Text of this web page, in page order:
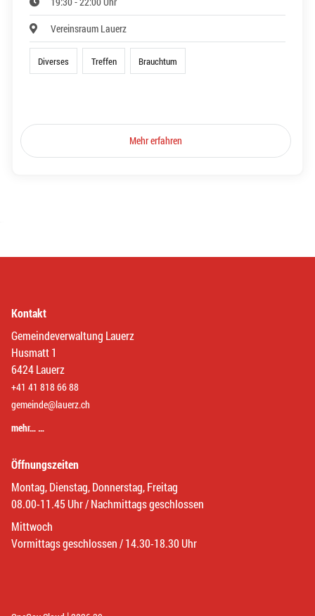
Vereinsraum Lauerz
Diverses Treffen Brauchtum
Mehr erfahren
Kontakt
Gemeindeverwaltung Lauerz
Husmatt 1
6424 Lauerz
+41 41 818 66 88
gemeinde@lauerz.ch
mehr… …
Öffnungszeiten
Montag, Dienstag, Donnerstag, Freitag
08.00-11.45 Uhr / Nachmittags geschlossen
Mittwoch
Vormittags geschlossen / 14.30-18.30 Uhr